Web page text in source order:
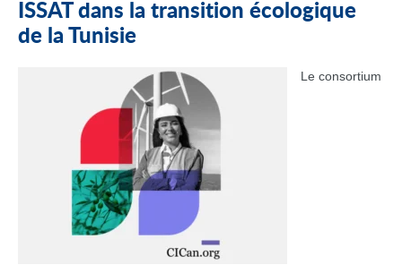
ISSAT dans la transition écologique
de la Tunisie
Le consortium